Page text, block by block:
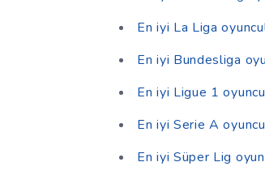
En iyi La Liga
En iyi Bundesliga
En iyi Ligue 1
En iyi Serie A
En iyi Süper Lig